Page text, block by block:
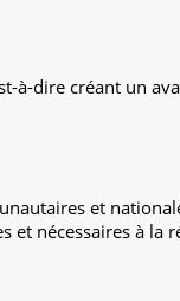
à-dire créant un
et
et nécessaires à la